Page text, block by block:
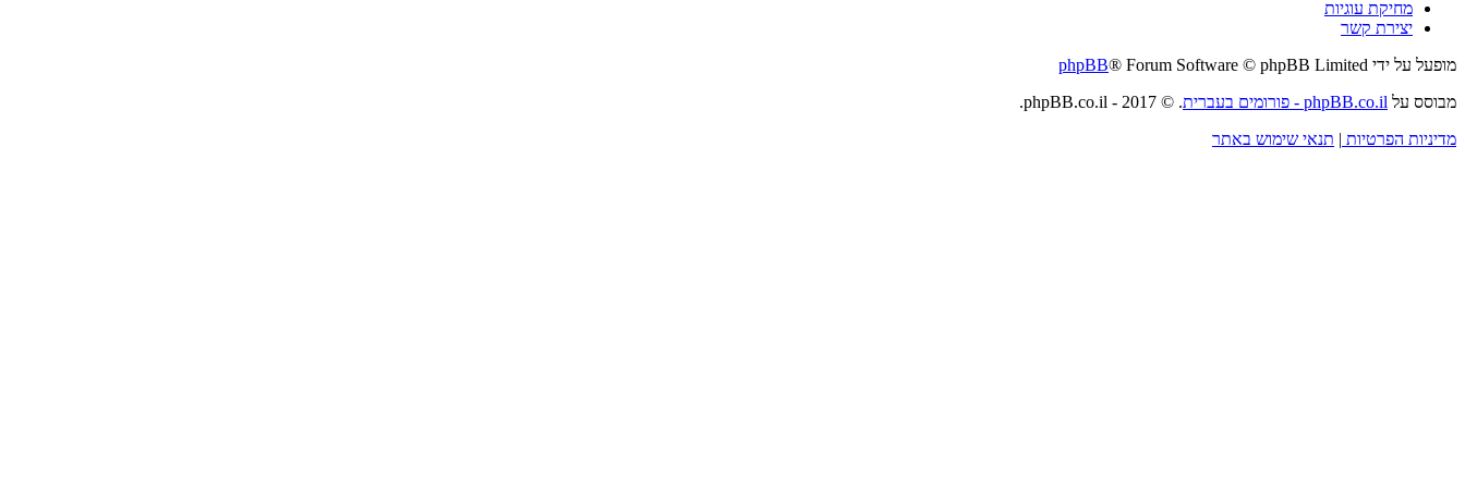
מחיקת עוגיות
יצירת קשר
מופעל על ידי
phpBB® Forum Software © phpBB Limited
מבוסס על phpBB.co.il - פורומים בעברית
. © 2017 - phpBB.co.il.
מדיניות הפרטיות | תנאי שימוש באתר